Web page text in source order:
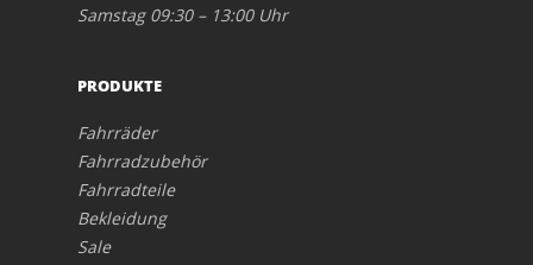
Samstag 09:30 – 13:00 Uhr
PRODUKTE
Fahrräder
Fahrradzubehör
Fahrradteile
Bekleidung
Sale